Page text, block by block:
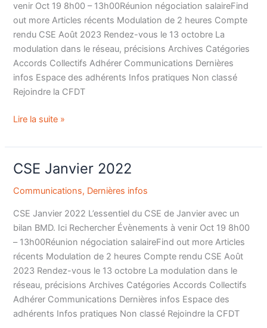
venir Oct 19 8h00 – 13h00Réunion négociation salaireFind
out more Articles récents Modulation de 2 heures Compte
rendu CSE Août 2023 Rendez-vous le 13 octobre La
modulation dans le réseau, précisions Archives Catégories
Accords Collectifs Adhérer Communications Dernières
infos Espace des adhérents Infos pratiques Non classé
Rejoindre la CFDT
Lire la suite »
CSE Janvier 2022
Communications, Dernières infos
CSE Janvier 2022 L’essentiel du CSE de Janvier avec un
bilan BMD. Ici Rechercher Évènements à venir Oct 19 8h00
– 13h00Réunion négociation salaireFind out more Articles
récents Modulation de 2 heures Compte rendu CSE Août
2023 Rendez-vous le 13 octobre La modulation dans le
réseau, précisions Archives Catégories Accords Collectifs
Adhérer Communications Dernières infos Espace des
adhérents Infos pratiques Non classé Rejoindre la CFDT
CSE
2022